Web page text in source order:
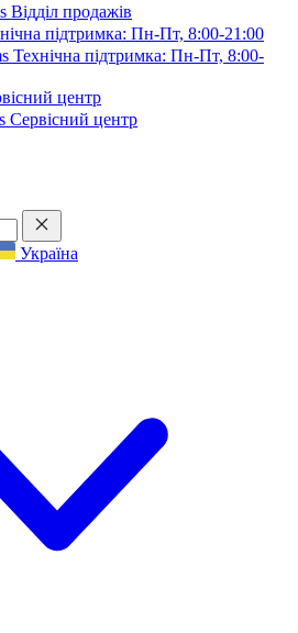
Відділ продажів
підтримка: Пн-Пт, 8:00-21:00
Технічна підтримка: Пн-Пт, 8:00-
центр
Сервісний центр
Україна